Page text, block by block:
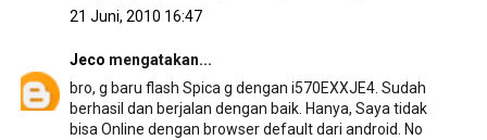
21 Juni, 2010 16:47
Jeco mengatakan...
bro, g baru flash Spica g dengan i570EXXJE4. Sudah
berhasil dan berjalan dengan baik. Hanya, Saya tidak
bisa Online dengan browser default dari android. No